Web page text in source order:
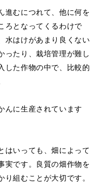
むにつれて、他に何を
ろとなってくるわけで
水はけがあまり良くない
ったり、栽培管理が難し
した作物の中で、比較的
んに生産されています
いっても、畑によって
実です。良質の畑作物を
組むことが大切です。